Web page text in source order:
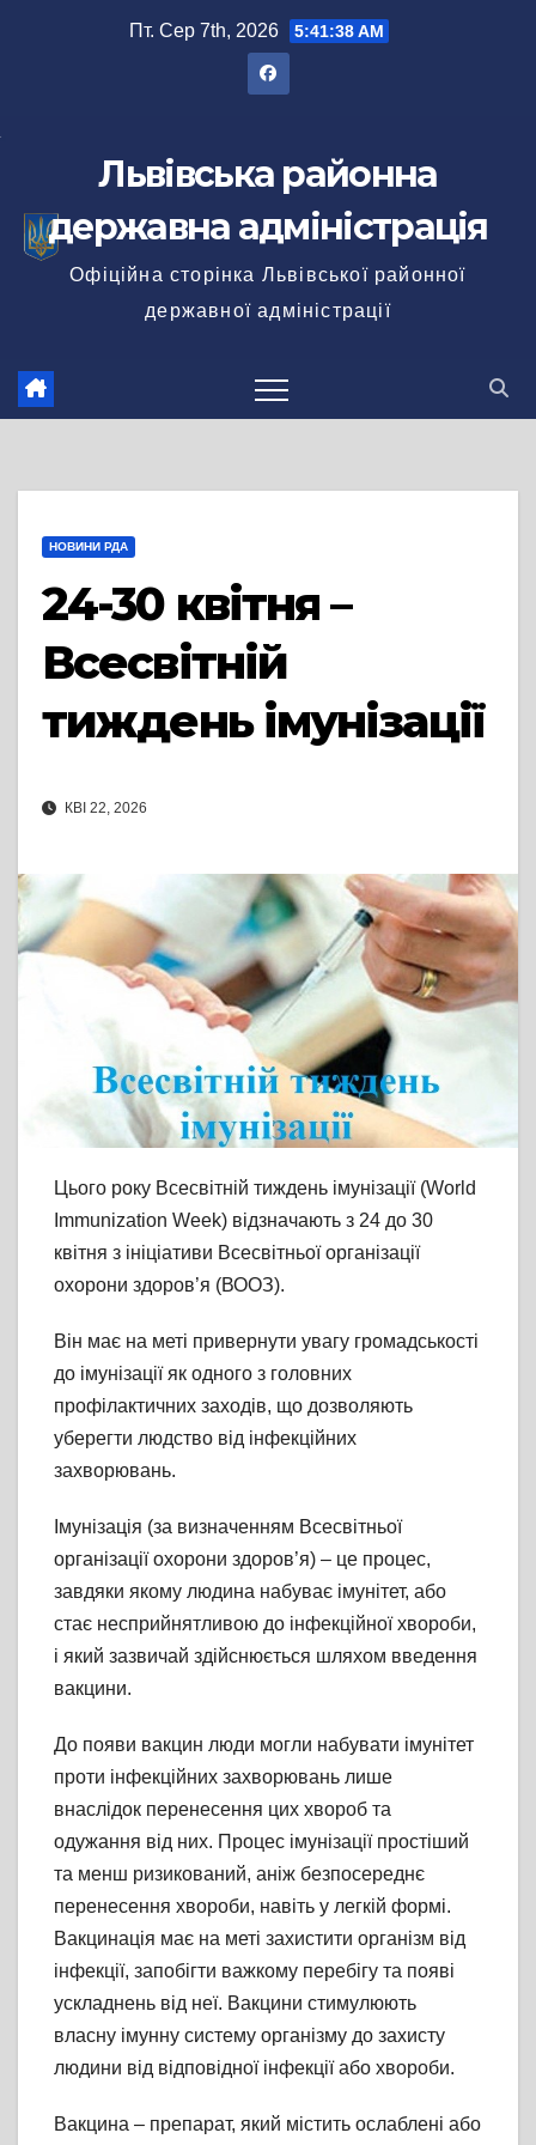
Пт. Сер 7th, 2026 5:41:38 AM
Львівська районна
державна адміністрація
Офіційна сторінка Львівської районної
державної адміністрації
НОВИНИ РДА
24-30 квітня –
Всесвітній
тиждень імунізації
КВІ 22, 2026
Цього року Всесвітній тиждень імунізації (World
Immunization Week) відзначають з 24 до 30
квітня з ініціативи Всесвітньої організації
охорони здоров’я (ВООЗ).
Він має на меті привернути увагу громадськості
до імунізації як одного з головних
профілактичних заходів, що дозволяють
уберегти людство від інфекційних
захворювань.
Імунізація (за визначенням Всесвітньої
організації охорони здоров’я) – це процес,
завдяки якому людина набуває імунітет, або
стає несприйнятливою до інфекційної хвороби,
і який зазвичай здійснюється шляхом введення
вакцини.
До появи вакцин люди могли набувати імунітет
проти інфекційних захворювань лише
внаслідок перенесення цих хвороб та
одужання від них. Процес імунізації простіший
та менш ризикований, аніж безпосереднє
перенесення хвороби, навіть у легкій формі.
Вакцинація має на меті захистити організм від
інфекції, запобігти важкому перебігу та появі
ускладнень від неї. Вакцини стимулюють
власну імунну систему організму до захисту
людини від відповідної інфекції або хвороби.
Вакцина – препарат, який містить ослаблені або